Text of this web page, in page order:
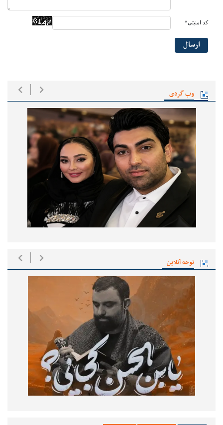
وب گردی
نوحه آنلاین
کد امنیتی*
ارسال